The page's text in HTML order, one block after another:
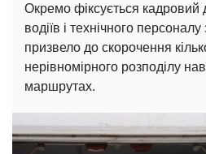
Окремо фіксується кадровий
водіїв і технічного
призвело до скорочення
нерівномірного розподілу
маршрутах.